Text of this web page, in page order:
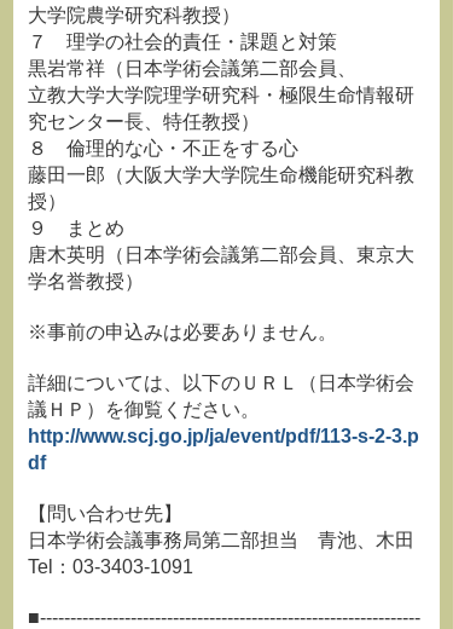
大学院農学研究科教授）
７ 理学の社会的責任・課題と対策
黒岩常祥（日本学術会議第二部会員、
立教大学大学院理学研究科・極限生命情報研
究センター長、特任教授）
８ 倫理的な心・不正をする心
藤田一郎（大阪大学大学院生命機能研究科教
授）
９ まとめ
唐木英明（日本学術会議第二部会員、東京大
学名誉教授）
※事前の申込みは必要ありません。
詳細については、以下のＵＲＬ（日本学術会
議ＨＰ）を御覧ください。
http://www.scj.go.jp/ja/event/pdf/113-s-2-3.p
df
【問い合わせ先】
日本学術会議事務局第二部担当 青池、木田
Tel：03-3403-1091
■---------------------------------------------------------------